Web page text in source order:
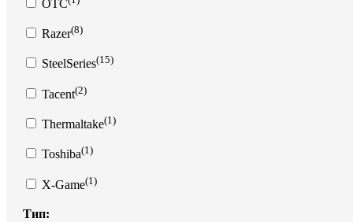
OTC
Razer(8)
SteelSeries(15)
Tacent(2)
Thermaltake(1)
Toshiba(1)
X-Game(1)
Тип: